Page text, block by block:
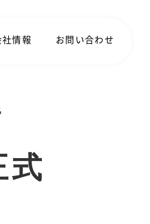
社情報 お問い合わせ
式